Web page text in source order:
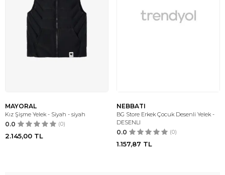
MAYORAL
Kız Şişme Yelek - Siyah - siyah
0.0 (0)
2.145,00 TL
NEBBATI
BG Store Erkek Çocuk Desenli Yelek -
DESENLI
0.0 (0)
1.157,87 TL